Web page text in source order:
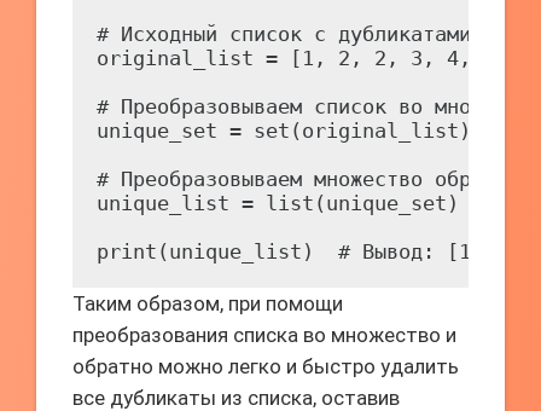
# Исходный список с дубликатами
original_list = [1, 2, 2, 3, 4, 4,
# Преобразовываем список во
unique_set = set(original_list)
# Преобразовываем множество обратно
unique_list = list(unique_set)
Таким образом, при помощи
преобразования списка во множество и
обратно можно легко и быстро удалить
все дубликаты из списка, оставив